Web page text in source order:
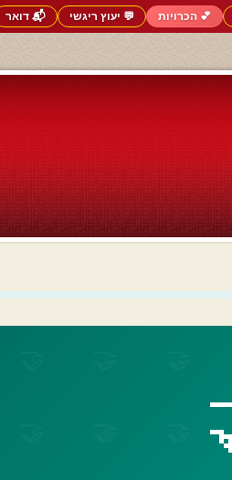
💕 הכרויות 💬 יעוץ ריגשי 📬 דואר